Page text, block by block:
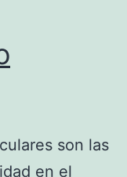
son las
en el